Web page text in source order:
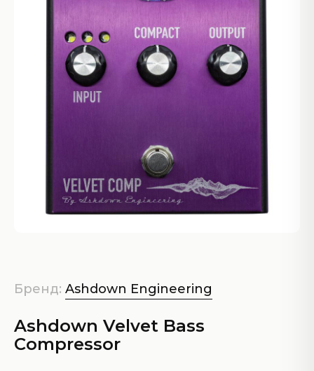
Бренд: Ashdown Engineering
Ashdown Velvet Bass
Compressor